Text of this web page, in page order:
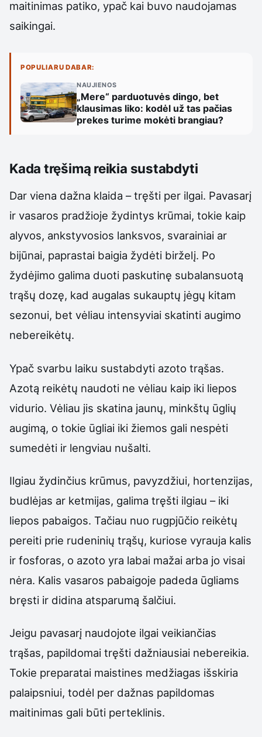
maitinimas patiko, ypač kai buvo naudojamas
saikingai.
POPULIARU DABAR:
NAUJIENOS
„Mere“ parduotuvės dingo, bet
klausimas liko: kodėl už tas pačias
prekes turime mokėti brangiau?
Kada tręšimą reikia sustabdyti
Dar viena dažna klaida – tręšti per ilgai. Pavasarį
ir vasaros pradžioje žydintys krūmai, tokie kaip
alyvos, ankstyvosios lanksvos, svarainiai ar
bijūnai, paprastai baigia žydėti birželį. Po
žydėjimo galima duoti paskutinę subalansuotą
trąšų dozę, kad augalas sukauptų jėgų kitam
sezonui, bet vėliau intensyviai skatinti augimo
nebereikėtų.
Ypač svarbu laiku sustabdyti azoto trąšas.
Azotą reikėtų naudoti ne vėliau kaip iki liepos
vidurio. Vėliau jis skatina jaunų, minkštų ūglių
augimą, o tokie ūgliai iki žiemos gali nespėti
sumedėti ir lengviau nušalti.
Ilgiau žydinčius krūmus, pavyzdžiui, hortenzijas,
budlėjas ar ketmijas, galima tręšti ilgiau – iki
liepos pabaigos. Tačiau nuo rugpjūčio reikėtų
pereiti prie rudeninių trąšų, kuriose vyrauja kalis
ir fosforas, o azoto yra labai mažai arba jo visai
nėra. Kalis vasaros pabaigoje padeda ūgliams
bręsti ir didina atsparumą šalčiui.
Jeigu pavasarį naudojote ilgai veikiančias
trąšas, papildomai tręšti dažniausiai nebereikia.
Tokie preparatai maistines medžiagas išskiria
palaipsniui, todėl per dažnas papildomas
maitinimas gali būti perteklinis.